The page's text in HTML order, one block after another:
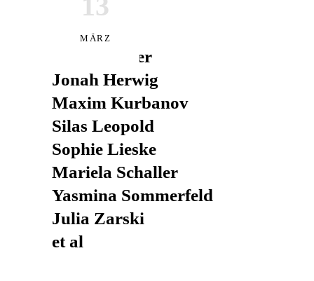
MÄRZ
Enno Fischer
Jonah Herwig
Maxim Kurbanov
Silas Leopold
Sophie Lieske
Mariela Schaller
Yasmina Sommerfeld
Julia Zarski
et al